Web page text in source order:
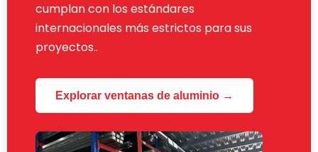
cumplan con los estándares
internacionales más estrictos para sus
proyectos..
Explorar ventanas de aluminio →